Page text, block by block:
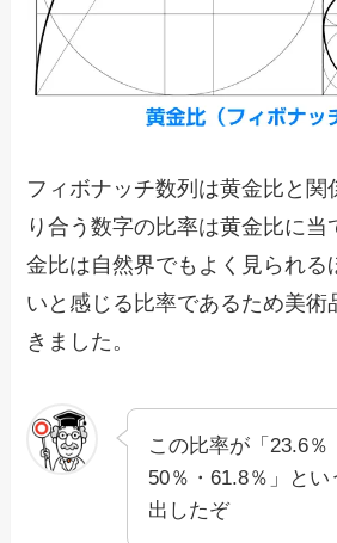
フィボナッチ数列は黄金比と関
り合う数字の比率は黄金比に
金比は自然界でもよく見られる
いと感じる比率であるため美術
きました。
この比率が「23.6％
50％・61.8％」とい
出したぞ